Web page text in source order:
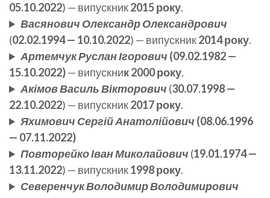
05.10.2022) — випускник2015 року.
Васянович Олександр Олександрович
(02.02.1994 — 10.10.2022) — випускник2014 року.
Артемчук Руслан Ігорович (09.02.1982 —
15.10.2022)— випускник2000 року.
Акімов Василь Вікторович (30.07.1998 —
22.10.2022) — випускник2017 року.
Яхимович Сергій Анатолійович (08.06.1996
— 07.11.2022)
Повторейко Іван Миколайович (19.01.1974 —
13.11.2022) — випускник1998 року.
Северенчук Володимир Володимирович